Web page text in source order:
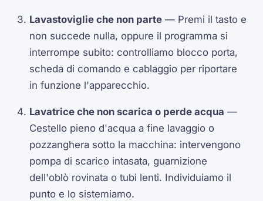
Lavastoviglie che non parte — Premi il tasto e
non succede nulla, oppure il programma si
interrompe subito: controlliamo blocco porta,
scheda di comando e cablaggio per riportare
in funzione l'apparecchio.
Lavatrice che non scarica o perde acqua —
Cestello pieno d'acqua a fine lavaggio o
pozzanghera sotto la macchina: intervengono
pompa di scarico intasata, guarnizione
dell'oblò rovinata o tubi lenti. Individuiamo il
punto e lo sistemiamo.